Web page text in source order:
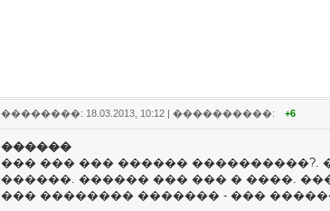
��������: 18.03.2013, 10:12 | ����������: +6
������
��� ��� ��� ������
������. ������ ��� ��� � ����.
��� �������� ������� - ���